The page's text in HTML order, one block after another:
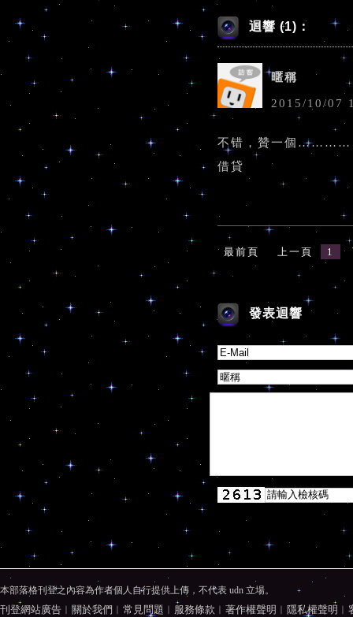
迴響 (1)：
暱稱
2015/10/07
不错，贊一個…………
借貸
最前頁 上一頁 1
發表迴響
本部落格刊登之內容為作者個人自行提供上傳，不代表 udn 立場。
刊登網站廣告 ︱ 關於我們 ︱ 常見問題 ︱ 服務條款 ︱ 著作權聲明 ︱ 隱私權聲明 ︱